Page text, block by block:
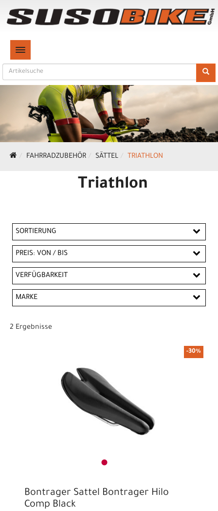
TOGGLE NAVIGATION
FAHRRADZUBEHÖR SÄTTEL TRIATHLON
Triathlon
SORTIERUNG
PREIS: VON / BIS
CHF
VERFÜGBARKEIT
MARKE
2 Ergebnisse
-30%
Bontrager Sattel Bontrager Hilo
Comp Black